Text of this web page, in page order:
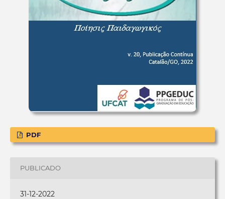
PDF
PUBLICADO
31-12-2022